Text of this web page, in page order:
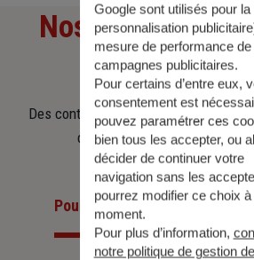
Nos offres
d'épargne
Des contrats clairs et flexibles pour
d’aujourd’hui et anticiper ceux
Pour les particuliers Pour les
Google sont utilisés pour la
personnalisation publicitaire
mesure de performance de
campagnes publicitaires.
Pour certains d’entre eux,
consentement est
pouvez paramétrer ces
bien tous les accepter, ou
décider de continuer votre
navigation sans les
pourrez modifier ce choix à
moment.
Pour plus d’information,
notre politique de gestion